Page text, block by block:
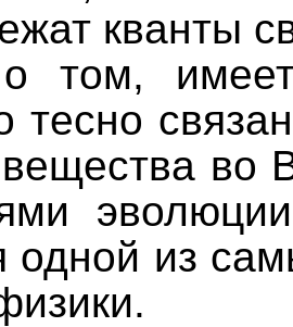
кванты
том,
тесно
во
одной из